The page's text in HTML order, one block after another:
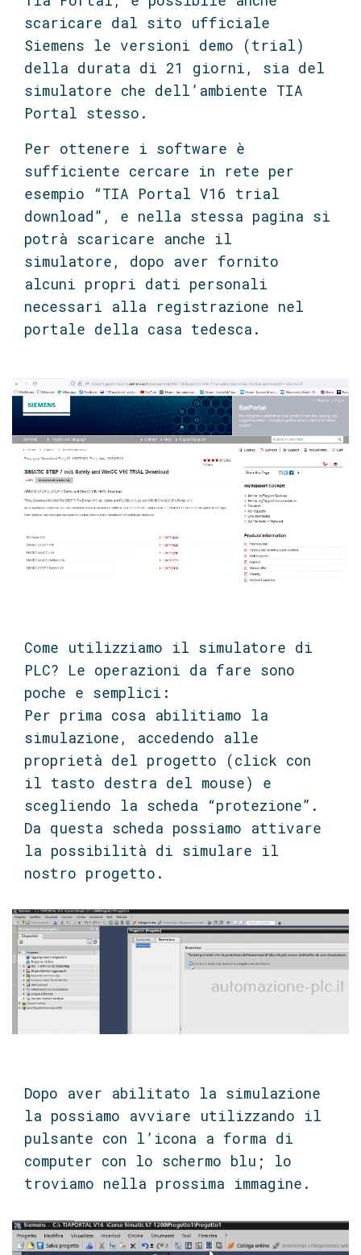
scaricare dal sito ufficiale
Siemens le versioni demo (trial)
della durata di 21 giorni, sia del
simulatore che dell’ambiente TIA
Portal stesso.
Per ottenere i software è
sufficiente cercare in rete per
esempio “TIA Portal V16 trial
download”, e nella stessa pagina si
potrà scaricare anche il
simulatore, dopo aver fornito
alcuni propri dati personali
necessari alla registrazione nel
portale della casa tedesca.
Come utilizziamo il simulatore di
PLC? Le operazioni da fare sono
poche e semplici:
Per prima cosa abilitiamo la
simulazione, accedendo alle
proprietà del progetto (click con
il tasto destra del mouse) e
scegliendo la scheda “protezione”.
Da questa scheda possiamo attivare
la possibilità di simulare il
nostro progetto.
Dopo aver abilitato la simulazione
la possiamo avviare utilizzando il
pulsante con l’icona a forma di
computer con lo schermo blu; lo
troviamo nella prossima immagine.